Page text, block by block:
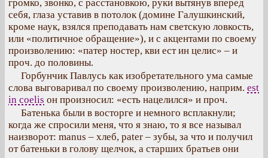
громко, звонко, с расстановкою, руки вытянув вперед
себя, глаза уставив в потолок (домине Галушкинский,
кроме наук, взялся преподавать нам светскую ловкость,
или «политичное обращение»), и с акцентами по своему
произволению: «патер ностер, кви ест ин целис» – и
проч. до половины.
Горбунчик Павлусь как изобретательного ума самые
слова выговаривал по своему произволению, наприм. est
in coelis он произносил: «есть нацелился» и проч.
Батенька были в восторге и немного всплакнули;
когда же спросили меня, что я знаю, то я все называл
наизворот: manus – хлеб, pater – зубы, за что и получил
от батеньки в голову щелчок, а старших братьев они